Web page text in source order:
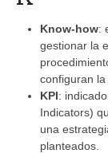
Know-how:
gestionar la
configuran
KPI:
Indicators)
una
planteados.